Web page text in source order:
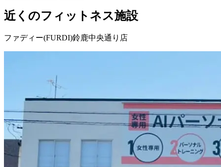
近くのフィットネス施設
ファディー(FURDI)鈴鹿中央通り店